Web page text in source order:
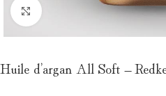
Click to enlarge
Huile d’argan All Soft –